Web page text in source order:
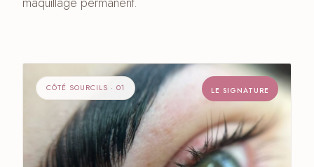
CÔTÉ SOURCILS · 01 LE SIGNATURE